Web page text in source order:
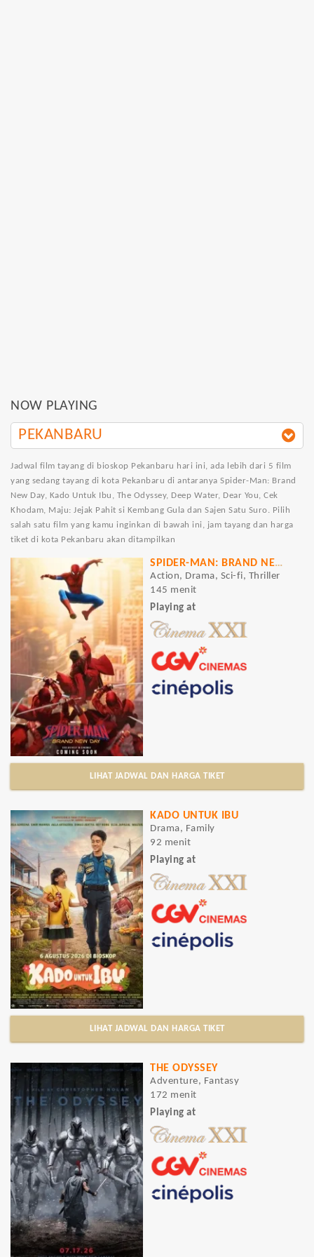
NOW PLAYING
PEKANBARU
Jadwal film tayang di bioskop Pekanbaru hari ini, ada lebih dari 5 film
yang sedang tayang di kota Pekanbaru di antaranya Spider-Man: Brand
New Day, Kado Untuk Ibu, The Odyssey, Deep Water, Dear You, Cek
Khodam, Maju: Jejak Pahit si Kembang Gula dan Sajen Satu Suro. Pilih
salah satu film yang kamu inginkan di bawah ini, jam tayang dan harga
tiket di kota Pekanbaru akan ditampilkan
SPIDER-MAN: BRAND NEW DAY
Action, Drama, Sci-fi, Thriller
145 menit
Playing at
LIHAT JADWAL DAN HARGA TIKET
KADO UNTUK IBU
Drama, Family
92 menit
Playing at
LIHAT JADWAL DAN HARGA TIKET
THE ODYSSEY
Adventure, Fantasy
172 menit
Playing at